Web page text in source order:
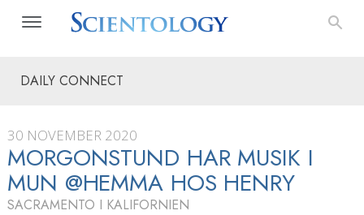
DAILY CONNECT
30 NOVEMBER 2020
MORGONSTUND HAR MUSIK I
MUN @HEMMA HOS HENRY
SACRAMENTO I KALIFORNIEN